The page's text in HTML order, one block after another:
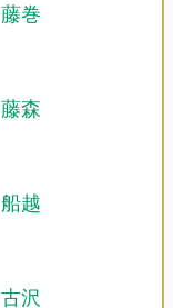
藤巻
藤森
船越
古沢